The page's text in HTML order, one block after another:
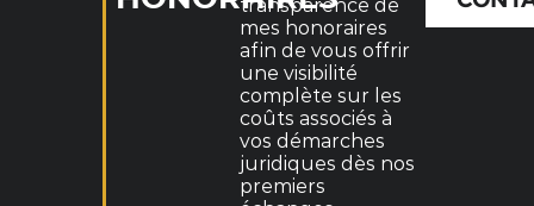
transparence de
mes honoraires
afin de vous offrir
une visibilité
complète sur les
coûts associés à
vos démarches
juridiques dès nos
premiers